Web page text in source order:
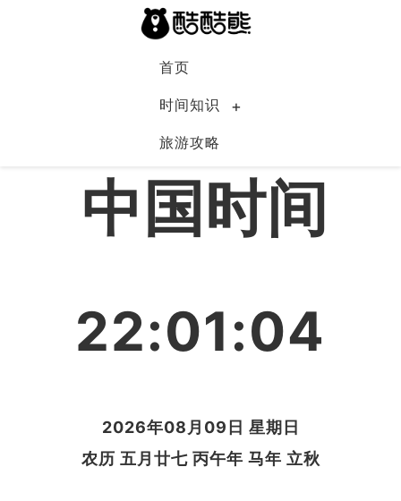
首页
时间知识
旅游攻略
中国
中国时间
22:01:04
2026年08月09日 星期日
农历 五月廿七 丙午年 马年 立秋